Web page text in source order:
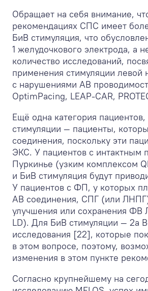
Обращает на себя внимание,
рекомендациях СПС имеет
БиВ стимуляция, что
1 желудочкового электрода, а
количество исследований,
применения стимуляции левой
с нарушениями АВ
OptimPacing, LEAP-CAR,
Ещё одна категория
стимуляции — пациенты,
соединения, поскольку эти
ЭКС. У пациентов с интактным
Пуркинье (узким комплексом
и БиВ стимуляция будут
У пациентов с ФП, у которых
АВ соединения, СПГ (или
улучшения или сохранения
LD). Для БиВ стимуляции — 2a
исследования [22], которые
в этом вопросе, поэтому,
изменения в этом пункте
Согласно крупнейшему на